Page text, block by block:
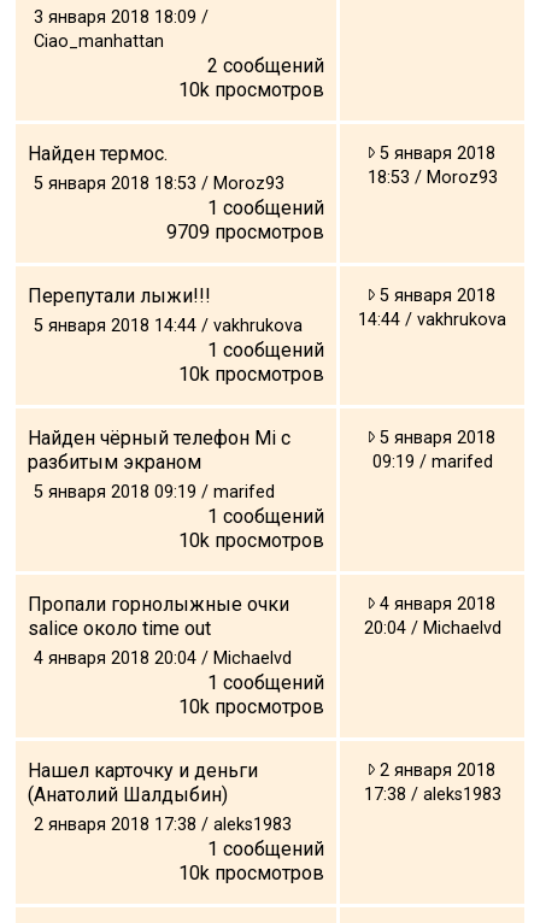
3 января 2018 18:09 /
Ciao_manhattan
2 сообщений
10k просмотров
Найден термос.
5 января 2018 18:53 / Moroz93
1 сообщений
9709 просмотров
5 января 2018
18:53 / Moroz93
Перепутали лыжи!!!
5 января 2018 14:44 / vakhrukova
1 сообщений
10k просмотров
5 января 2018
14:44 / vakhrukova
Найден чёрный телефон Mi с
разбитым экраном
5 января 2018 09:19 / marifed
1 сообщений
10k просмотров
5 января 2018
09:19 / marifed
Пропали горнолыжные очки
salice около time out
4 января 2018 20:04 / Michaelvd
1 сообщений
10k просмотров
4 января 2018
20:04 / Michaelvd
Нашел карточку и деньги
(Анатолий Шалдыбин)
2 января 2018 17:38 / aleks1983
1 сообщений
10k просмотров
2 января 2018
17:38 / aleks1983
ПРОЖИВАНИЕ
Квартиры
Коттеджи
% Горячие предложения
Долгосрочная аренда
ГРУЗИЯ
О Грузии
Визы и Документы
Мобильная связь
Галерея
Безопасность